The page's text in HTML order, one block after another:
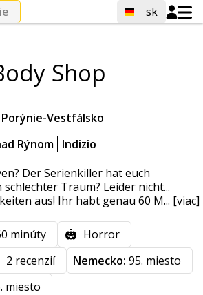
sk
Shop
Vestfálsko
Rýnom Indizio
Der Serienkiller hat euch
Traum? Leider nicht...
aus! Ihr habt genau 60 M... [viac]
minúty
Horror
2 recenzií Nemecko: 95. miesto
miesto